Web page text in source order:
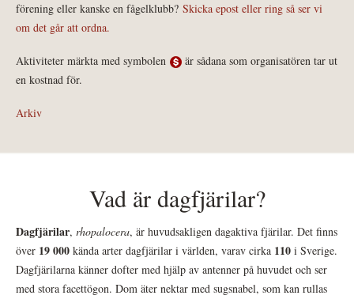
förening eller kanske en fågelklubb? Skicka epost eller ring så ser vi
om det går att ordna.
Aktiviteter märkta med symbolen
är sådana som organisatören tar ut
en kostnad för.
Arkiv
Vad är dagfjärilar?
Dagfjärilar, rhopalocera, är huvudsakligen dagaktiva fjärilar. Det finns
över 19 000 kända arter dagfjärilar i världen, varav cirka 110 i Sverige.
Dagfjärilarna känner dofter med hjälp av antenner på huvudet och ser
med stora facettögon. Dom äter nektar med sugsnabel, som kan rullas